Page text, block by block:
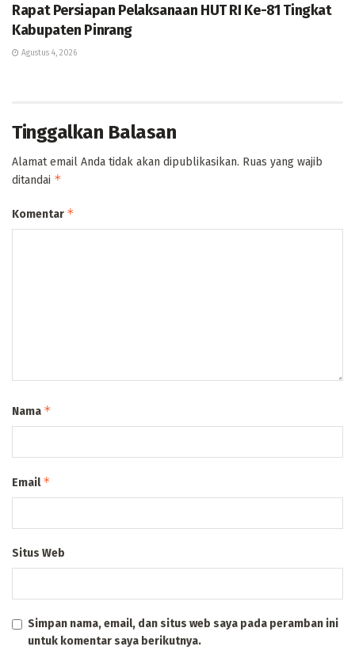
Rapat Persiapan Pelaksanaan HUT RI Ke-81 Tingkat
Kabupaten Pinrang
Agustus 4, 2026
Tinggalkan Balasan
Alamat email Anda tidak akan dipublikasikan. Ruas yang wajib
ditandai *
Komentar *
Nama *
Email*
Situs Web
Simpan nama, email, dan situs web saya pada peramban ini
untuk komentar saya berikutnya.